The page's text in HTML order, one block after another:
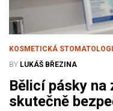
KOSMETICKÁ
BY LUKÁŠ BŘEZINA
Bělicí pásky na
skutečně